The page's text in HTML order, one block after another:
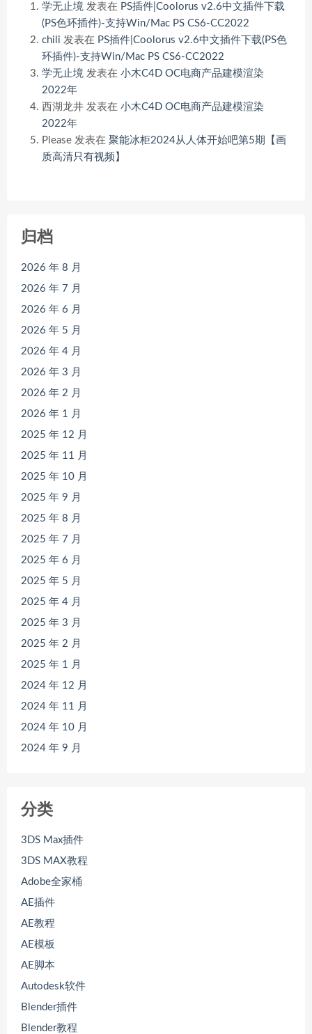
学无止境 发表在 PS插件|Coolorus v2.6中文插件下载
(PS色环插件)-支持Win/Mac PS CS6-CC2022
chili 发表在 PS插件|Coolorus v2.6中文插件下载(PS色
环插件)-支持Win/Mac PS CS6-CC2022
学无止境 发表在 小木C4D OC电商产品建模渲染
2022年
西湖龙井 发表在 小木C4D OC电商产品建模渲染
2022年
Please 发表在 聚能冰柜2024从人体开始吧第5期【画
质高清只有视频】
归档
2026 年 8 月
2026 年 7 月
2026 年 6 月
2026 年 5 月
2026 年 4 月
2026 年 3 月
2026 年 2 月
2026 年 1 月
2025 年 12 月
2025 年 11 月
2025 年 10 月
2025 年 9 月
2025 年 8 月
2025 年 7 月
2025 年 6 月
2025 年 5 月
2025 年 4 月
2025 年 3 月
2025 年 2 月
2025 年 1 月
2024 年 12 月
2024 年 11 月
2024 年 10 月
2024 年 9 月
分类
3DS Max插件
3DS MAX教程
Adobe全家桶
AE插件
AE教程
AE模板
AE脚本
Autodesk软件
Blender插件
Blender教程